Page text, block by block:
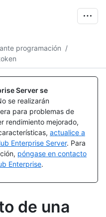
programación /
Server se
se realizarán
para problemas de
rendimiento mejorado,
actualice a
Enterprise Server. Para
póngase en contacto
Enterprise.
de una